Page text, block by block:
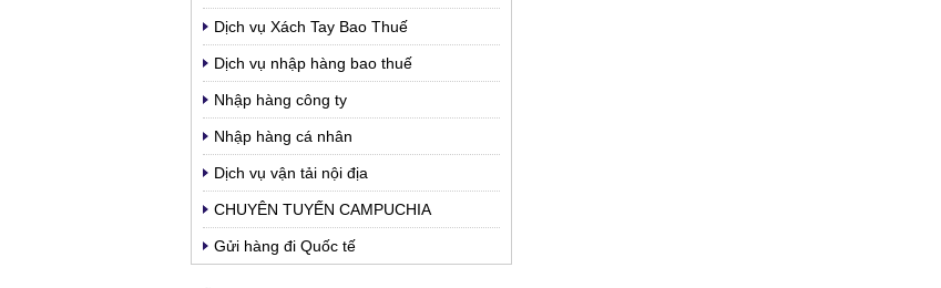
Dịch vụ Xách Tay Bao Thuế
Dịch vụ nhập hàng bao thuế
Nhập hàng công ty
Nhập hàng cá nhân
Dịch vụ vận tải nội địa
CHUYÊN TUYẾN CAMPUCHIA
Gửi hàng đi Quốc tế